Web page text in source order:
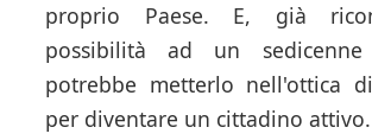
proprio Paese. E, già
possibilità ad un
potrebbe metterlo nell'ottica
per diventare un cittadino attivo.